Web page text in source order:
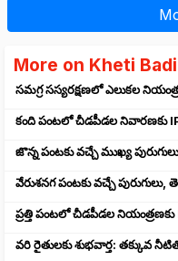
More on Kheti Badi
సమగ్ర సస్యరక్షణలో ఎలుకల
కంది పంటలో చీడపీడల నివారణకు
జొన్న పంటకు వచ్చే ముఖ్య
వేరుశనగ పంటకు వచ్చే పురుగులు,
ప్రత్తి పంటలో చీడపీడల నియంత్రణకు
వరి రైతులకు శుభవార్త: తక్కువ